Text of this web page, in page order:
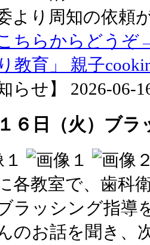
より周知の依頼
ちらからどうぞ
教育」 親子
らせ】 2026-06-
６日（火）ブラ
各教室で、歯科
ラッシング指導
のお話を聞き、